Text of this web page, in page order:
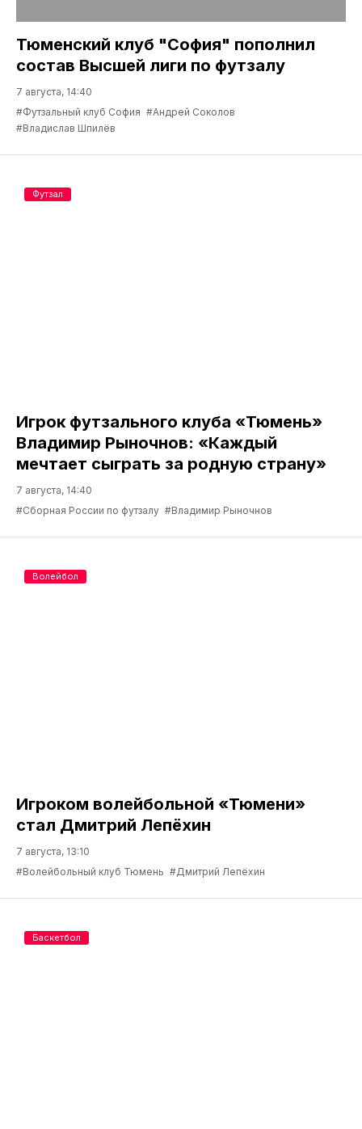
Тюменский клуб "София" пополнил
состав Высшей лиги по футзалу
7 августа, 14:40
#Футзальный клуб София #Андрей Соколов
#Владислав Шпилёв
Игрок футзального клуба «Тюмень»
Владимир Рыночнов: «Каждый
мечтает сыграть за родную страну»
7 августа, 14:40
#Сборная России по футзалу #Владимир Рыночнов
Футзал
Игроком волейбольной «Тюмени»
стал Дмитрий Лепёхин
7 августа, 13:10
#Волейбольный клуб Тюмень #Дмитрий Лепёхин
Волейбол
Баскетбол